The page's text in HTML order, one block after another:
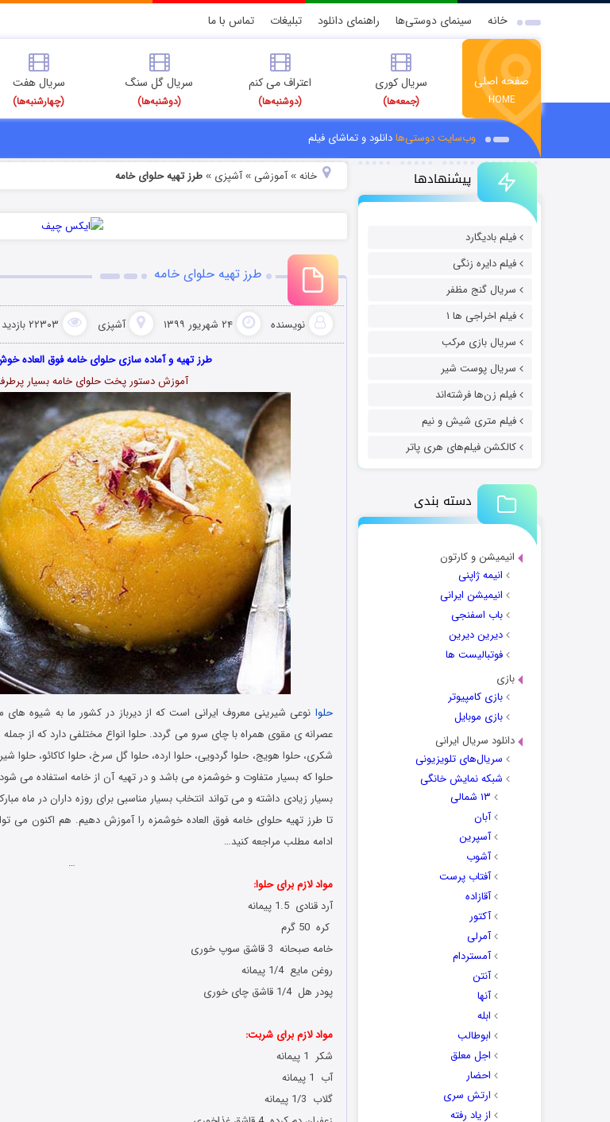
خانه سینمای دوستی‌ها راهنمای دانلود تبلیغات تماس با ما
صفحه اصلی
HOME
سریال کوری
(جمعه‌ها)
اعتراف می کنم
(دوشنبه‌ها)
سریال گل سنگ
(دوشنبه‌ها)
سریال هفت
(چهارشنبه‌ها)
وب‌سایت دوستی‌هادانلود و تماشای فیلم
پیشنهادها
فیلم بادیگارد
فیلم دایره زنگی
سریال گنج مظفر
فیلم اخراجی ها ۱
سریال بازی مرکب
سریال پوست شیر
فیلم زن‌ها فرشته‌اند
فیلم متری شیش و نیم
کالکشن فیلم‌های هری پاتر
دسته بندی
انیمیشن و کارتون
انیمه ژاپنی
انیمیشن ایرانی
باب اسفنجی
دیرین دیرین
فوتبالیست ها
بازی
بازی کامپیوتر
بازی موبایل
دانلود سریال ایرانی
سریال‌های تلویزیونی
شبکه نمایش خانگی
۱۳ شمالی
آبان
آسپرین
آشوب
آفتاب پرست
آقازاده
آکتور
آمرلی
آمستردام
آنتن
آنها
ابله
ابوطالب
اجل معلق
احضار
ارتش سری
از یاد رفته
خانه»آموزشی »آشپزی » طرز تهیه حلوای خامه
طرز تهیه حلوای خامه
نویسنده ۲۴ شهریور ۱۳۹۹ آشپزی ۲۲۳۰۳ بازدید
طرز تهیه و آماده سازی حلوای خامه فوق العاده
آموزش دستور پخت حلوای خامه بسیار
حلوا نوعی شیرینی معروف ایرانی است که از دیرباز در کشور ما به شیوه
عصرانه ی مقوی همراه با چای سرو می گردد. حلوا انواع مختلفی دارد که از
شکری، حلوا هویج، حلوا گردویی، حلوا ارده، حلوا گل سرخ، حلوا کاکائو، حلوا
حلوا که بسیار متفاوت و خوشمزه می باشد و در تهیه آن از خامه استفاده می
بسیار زیادی داشته و می تواند انتخاب بسیار مناسبی برای روزه داران در ماه
تا طرز تهیه حلوای خامه فوق العاده خوشمزه را آموزش دهیم. هم اکنون می
ادامه مطلب مراجعه کنید…
…
مواد لازم برای حلوا:
آرد قنادی 1.5 پیمانه
کره 50 گرم
خامه صبحانه 3 قاشق سوپ خوری
روغن مایع 1/4 پیمانه
پودر هل 1/4 قاشق چای خوری
مواد لازم برای شربت:
شکر 1 پیمانه
آب 1 پیمانه
گلاب 1/3 پیمانه